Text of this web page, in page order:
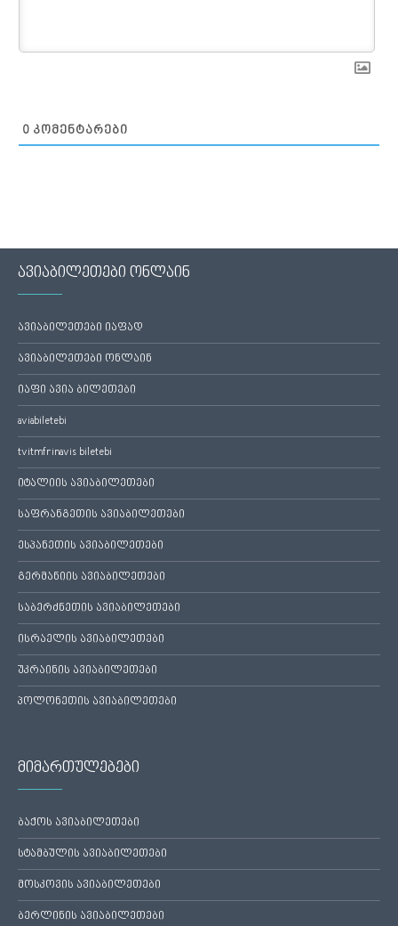
0 ᲙᲝᲛᲔᲜᲢᲐᲠᲔᲑᲘ
ავიაბილეთები ონლაინ
ავიაბილეთები იაფად
ავიაბილეთები ონლაინ
იაფი ავია ბილეთები
aviabiletebi
tvitmfrinavis biletebi
იტალიის ავიაბილეთები
საფრანგეთის ავიაბილეთები
ესპანეთის ავიაბილეთები
გერმანიის ავიაბილეთები
საბერძნეთის ავიაბილეთები
ისრაელის ავიაბილეთები
უკრაინის ავიაბილეთები
პოლონეთის ავიაბილეთები
მიმართულებები
ბაქოს ავიაბილეთები
სტამბულის ავიაბილეთები
მოსკოვის ავიაბილეთები
ბერლინის ავიაბილეთები